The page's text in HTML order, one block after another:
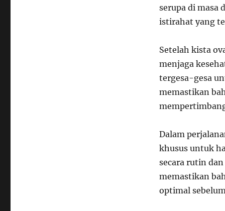
serupa di masa
istirahat yang
Setelah kista
menjaga
tergesa-gesa
memastikan
Dalam
khusus untuk
secara rutin
memastikan
optimal